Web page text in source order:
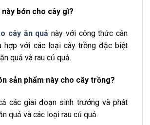
này bón cho cây gì?
cây ăn quả này với công thức cân
hợp với các loại cây trồng đặc biệt
quả và rau củ quả.
sản phẩm này cho cây trồng?
các giai đoạn sinh trưởng và phát
quả và các loại rau củ quả.